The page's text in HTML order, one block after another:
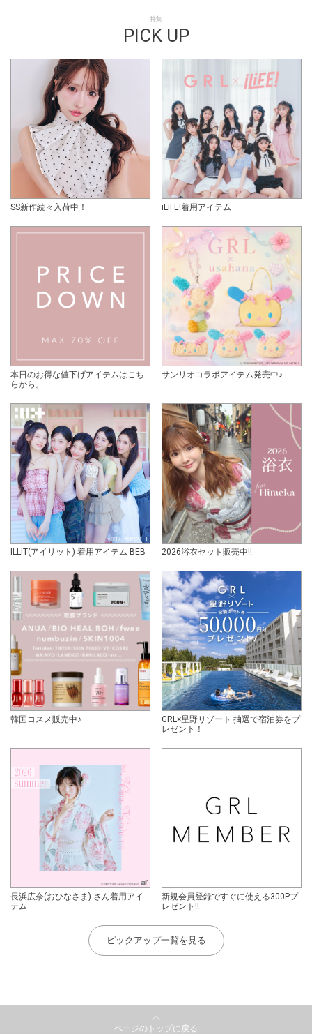
特集
PICK UP
SS新作続々入荷中！ iLiFE!着用アイテム
本日のお得な値下げアイテムはこち
らから。
サンリオコラボアイテム発売中♪
ILLIT(アイリット) 着用アイテム BEB 2026浴衣セット販売中!!
韓国コスメ販売中♪
GRL×星野リゾート 抽選で宿泊券をプ
レゼント！
長浜広奈(おひなさま) さん着用アイ
テム
新規会員登録ですぐに使える300Pプ
レゼント!!
ピックアップ一覧を見る
ページのトップに戻る